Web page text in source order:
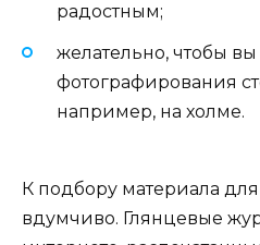
радостным;
желательно, чтобы
фотографирования
например, на холме.
К подбору материала
вдумчиво. Глянцевые